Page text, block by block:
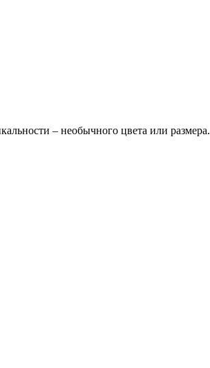
– необычного цвета или размера.